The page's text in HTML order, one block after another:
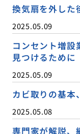
換気扇を外した
2025.05.09
コンセント増設
見つけるために
2025.05.09
カビ取りの基本
2025.05.08
専門家が解説、